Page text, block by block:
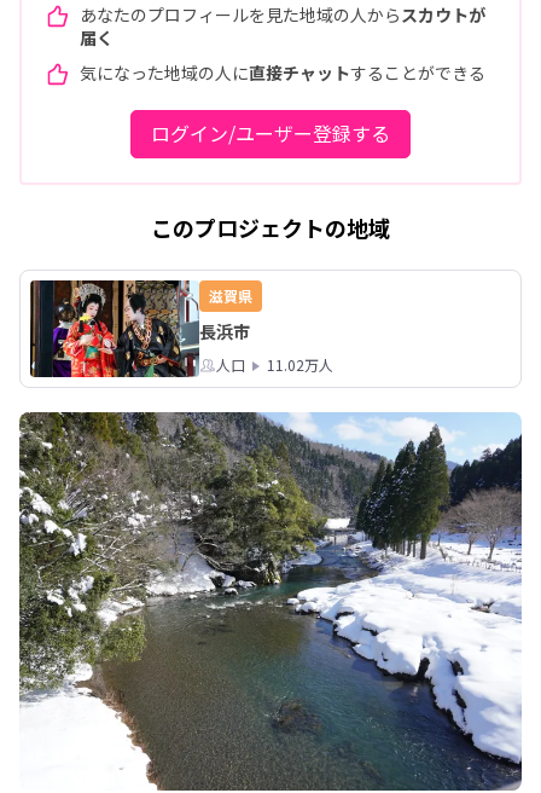
あなたのプロフィールを見た地域の人から スカウトが
届く
気になった地域の人に直接チャットすることができる
ログイン/ユーザー登録する
このプロジェクトの地域
滋賀県
長浜市
人口 11.02万人